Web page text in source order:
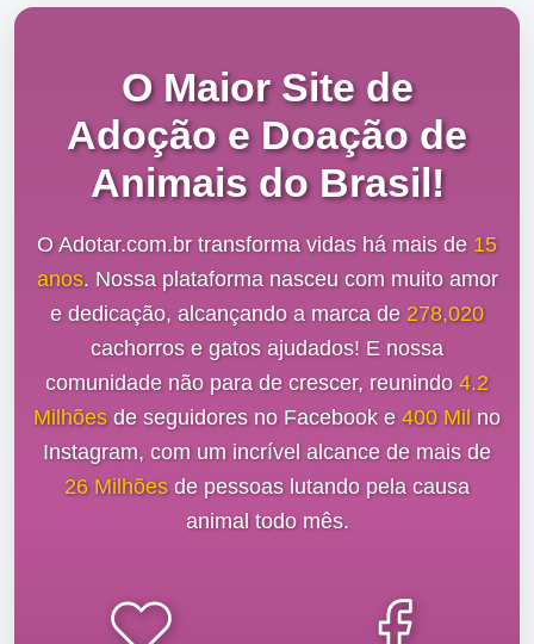
O Maior Site de
Adoção e Doação de
Animais do Brasil!
O Adotar.com.br transforma vidas há mais de 15
anos. Nossa plataforma nasceu com muito amor
e dedicação, alcançando a marca de 278,020
cachorros e gatos ajudados! E nossa
comunidade não para de crescer, reunindo 4.2
Milhõesde seguidores no Facebook e 400 Mil no
Instagram, com um incrível alcance de mais de
26 Milhõesde pessoas lutando pela causa
animal todo mês.